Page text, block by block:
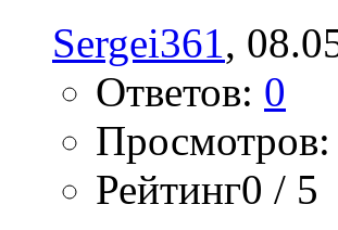
Sergei361,
Ответов: 0
Рейтинг0 / 5